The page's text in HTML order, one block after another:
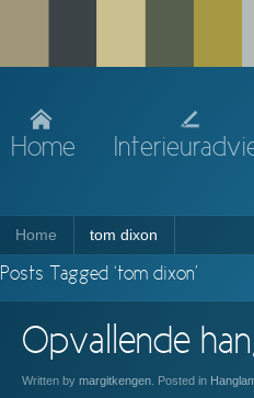
Home
Home tom dixon
Posts Tagged ‘tom dixon’
Opvallende
Written by margitkengen . Posted in